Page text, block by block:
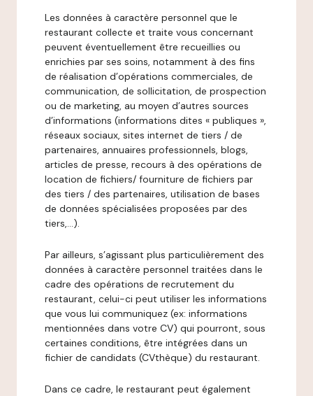
Les données à caractère personnel que le
restaurant collecte et traite vous concernant
peuvent éventuellement être recueillies ou
enrichies par ses soins, notamment à des fins
de réalisation d’opérations commerciales, de
communication, de sollicitation, de prospection
ou de marketing, au moyen d’autres sources
d’informations (informations dites « publiques »,
réseaux sociaux, sites internet de tiers / de
partenaires, annuaires professionnels, blogs,
articles de presse, recours à des opérations de
location de fichiers/ fourniture de fichiers par
des tiers / des partenaires, utilisation de bases
de données spécialisées proposées par des
tiers,…).
Par ailleurs, s’agissant plus particulièrement des
données à caractère personnel traitées dans le
cadre des opérations de recrutement du
restaurant, celui-ci peut utiliser les informations
que vous lui communiquez (ex: informations
mentionnées dans votre CV) qui pourront, sous
certaines conditions, être intégrées dans un
fichier de candidats (CVthèque) du restaurant.
Dans ce cadre, le restaurant peut également